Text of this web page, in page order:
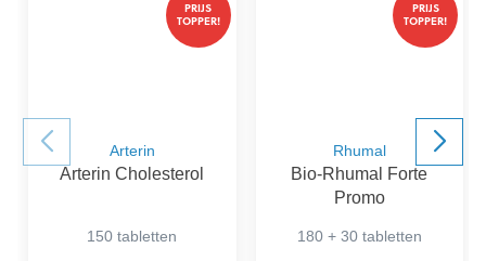
PRIJS
TOPPER!
Arterin
Arterin Cholesterol
150 tabletten
PRIJS
TOPPER!
Rhumal
Bio-Rhumal Forte
Promo
180 + 30 tabletten